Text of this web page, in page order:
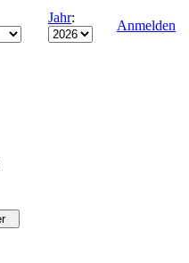
Jahr:
Anmelden